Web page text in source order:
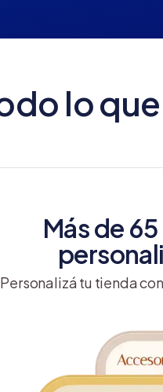
lo
Más de
Personalizá tu tienda